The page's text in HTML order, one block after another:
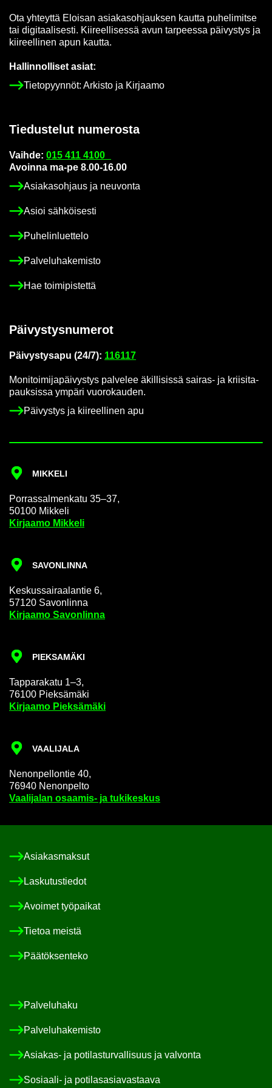
Ota yh­teyt­tä Eloi­san asia­kas­oh­jauk­sen kaut­ta pu­he­li­mit­se
tai di­gi­taa­li­ses­ti. Kii­reel­li­ses­sä avun tar­pees­sa päi­vys­tys ja
kii­reel­li­nen apun kaut­ta.
Hal­lin­nol­li­set asiat:
Tie­to­pyyn­nöt: Ar­kis­to ja Kir­jaa­mo
Tie­dus­te­lut nu­me­ros­ta
Vaih­de: 015 411 4100
Avoin­na ma-pe 8.00-16.00
Asia­kas­oh­jaus ja neu­von­ta
Asioi säh­köi­ses­ti
Pu­he­lin­luet­te­lo
Pal­ve­lu­ha­ke­mis­to
Hae toi­mi­pis­tet­tä
Päi­vys­tys­nu­me­rot
Päi­vys­tys­a­pu (24/7): 116117
Mo­ni­toi­mi­ja­päi­vys­tys pal­ve­lee äkil­li­sis­sä sairas-​ ja krii­si­ta­
pauk­sis­sa ym­pä­ri vuo­ro­kau­den.
Päi­vys­tys ja kii­reel­li­nen apu
MIK­KE­LI
Por­ras­sal­men­ka­tu 35–37,
50100 Mik­ke­li
Kir­jaa­mo Mik­ke­li
SA­VON­LIN­NA
Kes­kus­sai­raa­lan­tie 6,
57120 Sa­von­lin­na
Kir­jaa­mo Sa­von­lin­na
PIEK­SA­MÄ­KI
Tap­pa­ra­ka­tu 1–3,
76100 Piek­sä­mä­ki
Kir­jaa­mo Piek­sä­mä­ki
VAA­LI­JA­LA
Ne­non­pel­lon­tie 40,
76940 Ne­non­pel­to
Vaa­li­ja­lan osaamis-​ ja tu­ki­kes­kus
Asia­kas­mak­sut
Las­ku­tus­tie­dot
Avoi­met työ­pai­kat
Tie­toa meis­tä
Pää­tök­sen­te­ko
Pal­ve­lu­ha­ku
Pal­ve­lu­ha­ke­mis­to
Asiakas-​ ja po­ti­las­tur­val­li­suus ja val­von­ta
Sosiaali-​ ja po­ti­las­asia­vas­taa­va